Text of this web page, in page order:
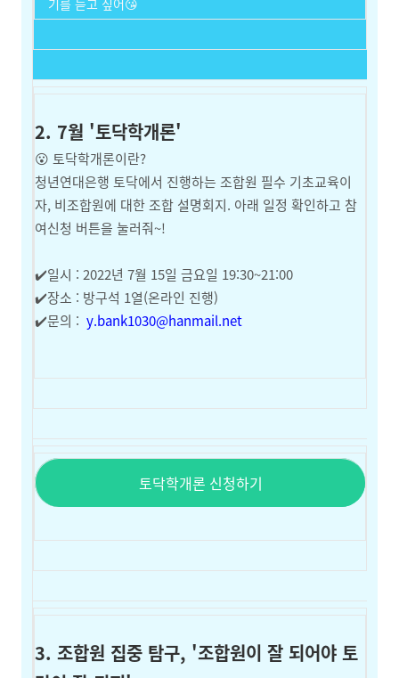
기를 듣고 싶어😘
2. 7월 '토닥학개론'
😮 토닥학개론이란?
청년연대은행 토닥에서 진행하는 조합원 필수 기초교육이
자, 비조합원에 대한 조합 설명회지. 아래 일정 확인하고 참
여신청 버튼을 눌러줘~!
✔️일시 : 2022년 7월 15일 금요일 19:30~21:00
✔️장소 : 방구석 1열(온라인 진행)
✔️문의 : y.bank1030@hanmail.net
토닥학개론 신청하기
3. 조합원 집중 탐구, '조합원이 잘 되어야 토